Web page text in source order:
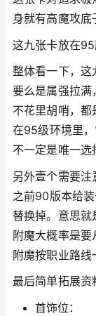
身就有高魔攻底
这九张卡放在95
整体看一下，这
要么是属强拉满
不花里胡哨，都
在95级环境里
不一定是唯一选
另外壹个需要注
之前90版本给
替换掉。意思
附魔大概率是
附魔按职业路线
最后简单拓展资
首饰位：